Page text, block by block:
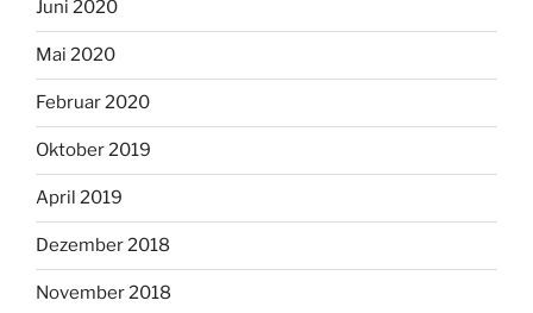
Juni 2020
Mai 2020
Februar 2020
Oktober 2019
April 2019
Dezember 2018
November 2018